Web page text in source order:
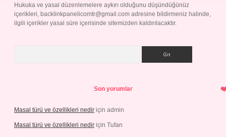
Hukuka ve yasal düzenlemelere aykırı olduğunu düşündüğünüz
içerikleri, backlinkpanelicomtr@gmail.com adresine bildirmeniz halinde,
ilgili içerikler yasal süre içerisinde sitemizden kaldırılacaktır.
Son yorumlar
Masal türü ve özellikleri nedir için admin
Masal türü ve özellikleri nedir için Tufan